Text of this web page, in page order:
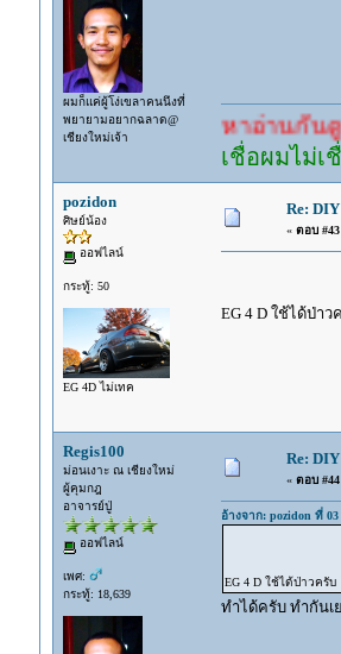
ผมก็แค่ผู้โง่เขลาคนนึงที่
พยายามอยากฉลาด@
เชียงใหม่เจ้า
ยอะแล้ว หาอ่านกันดู
เชื่อผมไม่
pozidon
ศิษย์น้อง
ออฟไลน์
กระทู้: 50
EG 4D ไม่เทค
Re:
« ตอบ #43
EG 4 D ใช้ได้ป่า
Regis100
ม่อนเงาะ ณ เชียงใหม่
ผู้คุมกฎ
อาจารย์ปู่
ออฟไลน์
เพศ:
กระทู้: 18,639
Re:
« ตอบ #44
อ้างจาก: pozidon ที่
EG 4 D ใช้ได้ป่าวครั
ทำได้ครับ ทำกันเ